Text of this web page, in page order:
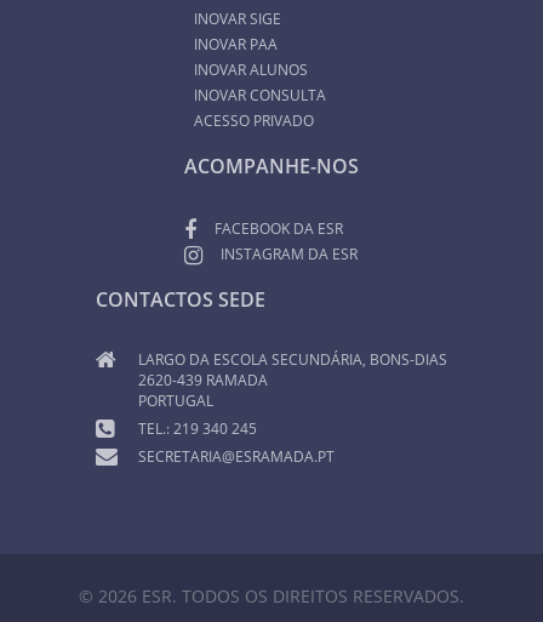
INOVAR SIGE
INOVAR PAA
INOVAR ALUNOS
INOVAR CONSULTA
ACESSO PRIVADO
ACOMPANHE-NOS
FACEBOOK DA ESR
INSTAGRAM DA ESR
CONTACTOS SEDE
LARGO DA ESCOLA SECUNDÁRIA, BONS-DIAS
2620-439 RAMADA
PORTUGAL
TEL.: 219 340 245
SECRETARIA@ESRAMADA.PT
© 2026 ESR. TODOS OS DIREITOS RESERVADOS.